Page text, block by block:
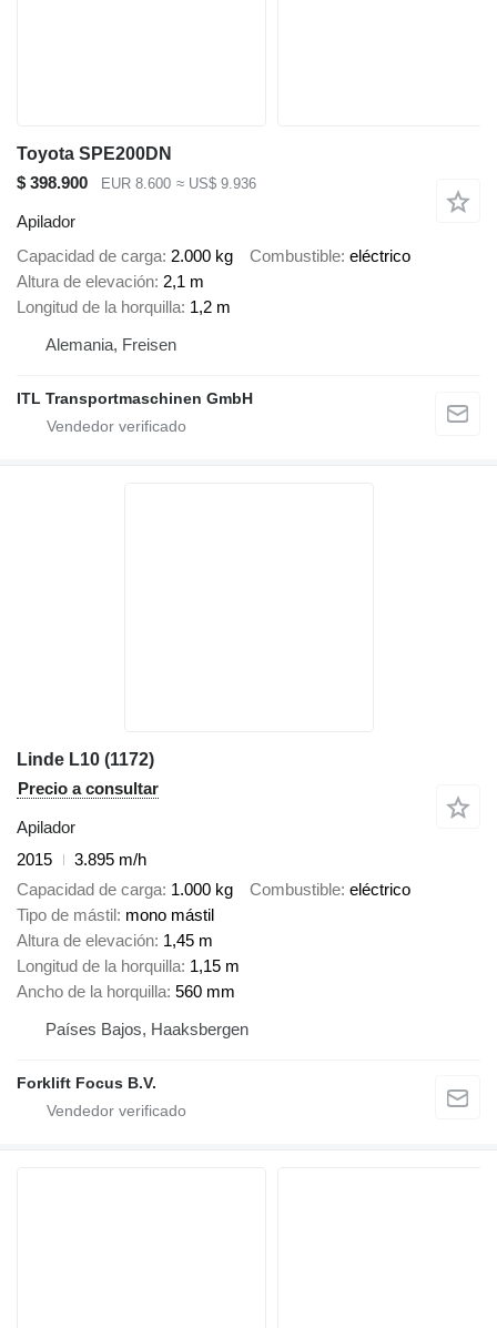
Toyota SPE200DN
$ 398.900
EUR 8.600 ≈ US$ 9.936
Apilador
Capacidad de carga 2.000 kg Combustible eléctrico
Altura de elevación 2,1 m
Longitud de la horquilla 1,2 m
Alemania, Freisen
ITL Transportmaschinen GmbH
Linde L10 (1172)
Precio a consultar
Apilador
2015
3.895 m/h
Capacidad de carga 1.000 kg Combustible eléctrico
Tipo de mástil mono mástil
Altura de elevación 1,45 m
Longitud de la horquilla 1,15 m
Ancho de la horquilla 560 mm
Países Bajos, Haaksbergen
Forklift Focus B.V.